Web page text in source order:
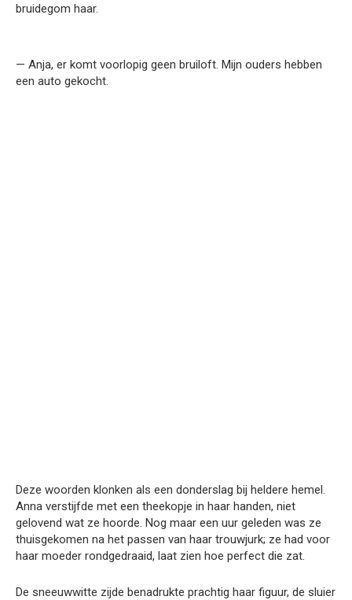
bruidegom haar.
— Anja, er komt voorlopig geen bruiloft. Mijn ouders hebben
een auto gekocht.
Deze woorden klonken als een donderslag bij heldere hemel.
Anna verstijfde met een theekopje in haar handen, niet
gelovend wat ze hoorde. Nog maar een uur geleden was ze
thuisgekomen na het passen van haar trouwjurk; ze had voor
haar moeder rondgedraaid, laat zien hoe perfect die zat.
De sneeuwwitte zijde benadrukte prachtig haar figuur, de sluier